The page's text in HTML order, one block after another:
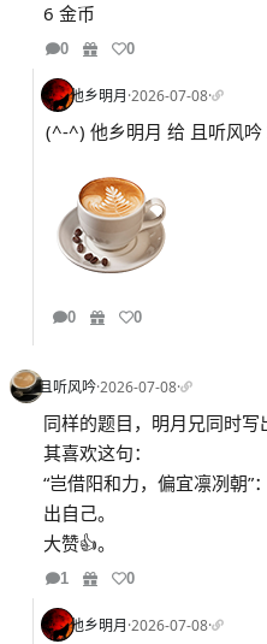
6 金币
0 0
他乡明月·2026-07-08·
(^-^) 他乡明月 给 且听风吟
0 0
且听风吟·2026-07-08·
同样的题目，明月兄同时
其喜欢这句：
“岂借阳和力，偏宜凛冽朝
出自己。
大赞👍。
1 0
他乡明月·2026-07-08·